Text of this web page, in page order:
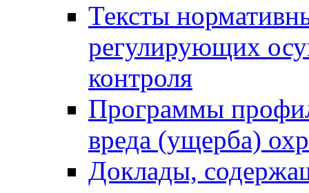
Тексты
регулирующих
контроля
Программы
вреда (ущерба)
Доклады,